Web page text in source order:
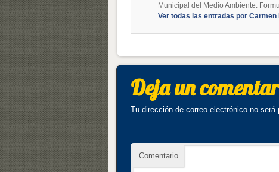
Municipal del Medio Ambiente.
Ver todas las entradas por Carmen
Deja un
Tu dirección de correo electrónico no será
Comentario